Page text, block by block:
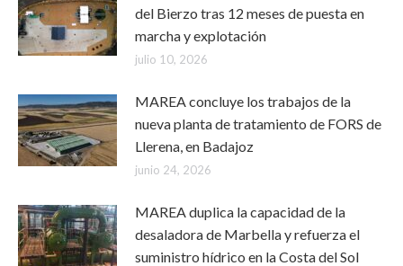
del Bierzo tras 12 meses de puesta en
marcha y explotación
julio 10, 2026
MAREA concluye los trabajos de la
nueva planta de tratamiento de FORS de
Llerena, en Badajoz
junio 24, 2026
MAREA duplica la capacidad de la
desaladora de Marbella y refuerza el
suministro hídrico en la Costa del Sol